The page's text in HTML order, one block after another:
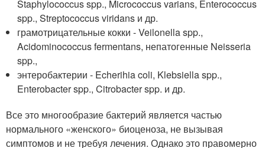
Staphylococcus spp., Micrococcus varians, Enterococcus
spp., Streptococcus viridans и др.
грамотрицательные кокки - Veilonella spp.,
Acidominococcus fermentans, непатогенные Neisseria
spp.,
энтеробактерии - Echerihia coli, Klebsiella spp.,
Enterobacter spp., Citrobacter spp. и др.
Все это многообразие бактерий является частью
нормального «женского» биоценоза, не вызывая
симптомов и не требуя лечения. Однако это правомерно